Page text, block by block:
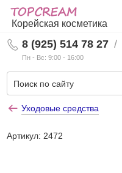
Корейская косметика
8 (925) 514 78 27
Пн - Вс: 9:00 - 16:00
/
Уходовые средства
Артикул: 2472